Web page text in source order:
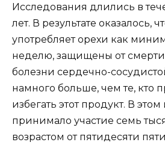
Исследования длились в
лет. В результате оказалось,
употребляет орехи как
неделю, защищены от
болезни сердечно-
намного больше, чем те, кто
избегать этот продукт. В
принимало участие семь
возрастом от пятидесяти